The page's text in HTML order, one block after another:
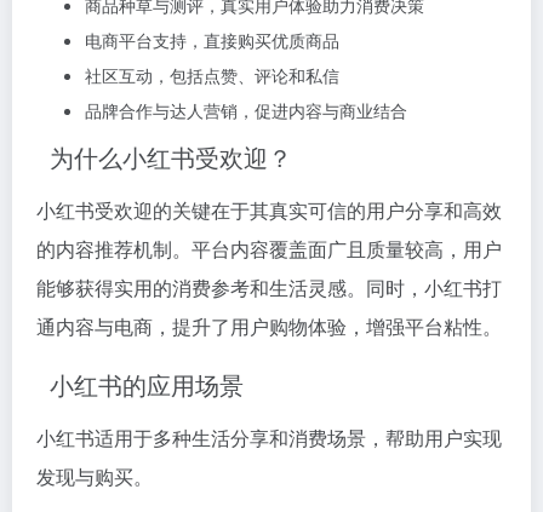
商品种草与测评，真实用户体验助力消费决策
电商平台支持，直接购买优质商品
社区互动，包括点赞、评论和私信
品牌合作与达人营销，促进内容与商业结合
为什么小红书受欢迎？
小红书受欢迎的关键在于其真实可信的用户分享和高效
的内容推荐机制。平台内容覆盖面广且质量较高，用户
能够获得实用的消费参考和生活灵感。同时，小红书打
通内容与电商，提升了用户购物体验，增强平台粘性。
小红书的应用场景
小红书适用于多种生活分享和消费场景，帮助用户实现
发现与购买。